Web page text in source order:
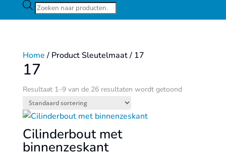
Producten
zoeken
Home/ Product Sleutelmaat / 17
17
Resultaat 1–9 van de 26 resultaten wordt getoond
Cilinderbout met
binnenzeskant